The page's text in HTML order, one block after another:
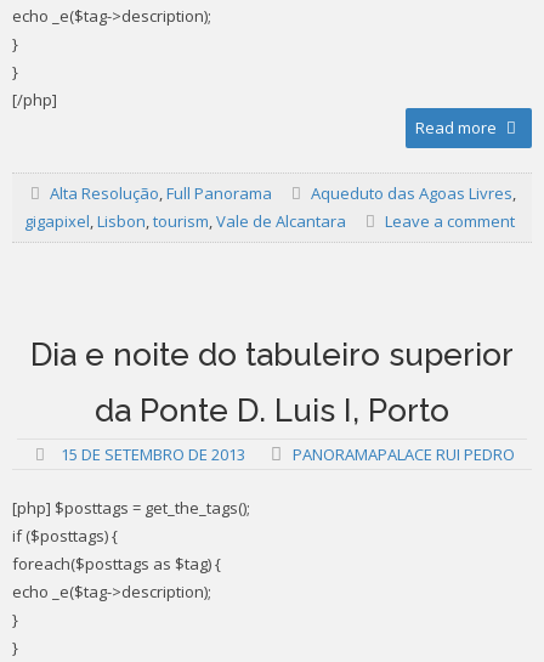
echo _e($tag->description);
}
}
[/php]
Read more
Alta Resolução,Full Panorama Aqueduto das Agoas Livres,
gigapixel,Lisbon,tourism,Vale de Alcantara Leave a comment
Dia e noite do tabuleiro superior
da Ponte D. Luis I, Porto
15 DE SETEMBRO DE 2013 PANORAMAPALACE RUI PEDRO
[php] $posttags = get_the_tags();
if ($posttags) {
foreach($posttags as $tag) {
echo _e($tag->description);
}
}